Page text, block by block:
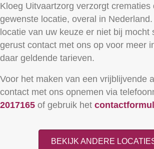
Kloeg Uitvaartzorg verzorgt crematies
gewenste locatie, overal in
locatie van uw keuze er niet bij mocht
gerust contact met ons op voor meer
daar geldende tarieven.
Voor het maken van een vrijblijvende
contact met ons opnemen via
2017165 of gebruik het
BEKIJK ANDERE